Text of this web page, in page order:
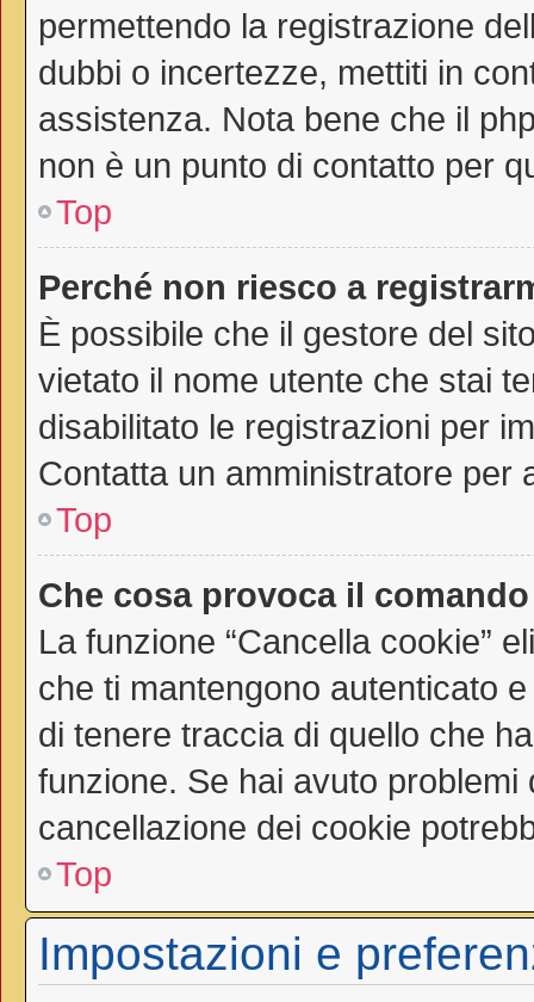
permettendo la registrazione
dubbi o incertezze, mettiti in
assistenza. Nota bene che il
non è un punto di contatto per
Top
Perché non riesco a
È possibile che il gestore del
vietato il nome utente che stai
disabilitato le registrazioni per
Contatta un amministratore per
Top
Che cosa provoca il
La funzione “Cancella cookie”
che ti mantengono autenticato
di tenere traccia di quello che
funzione. Se hai avuto
cancellazione dei cookie
Top
Impostazioni e